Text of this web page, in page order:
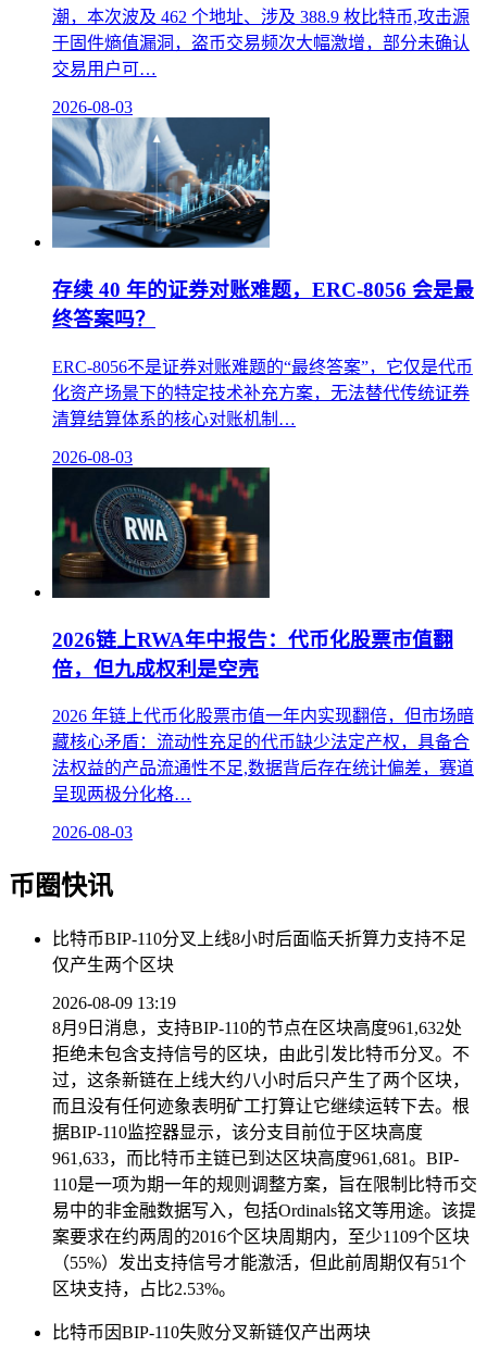
潮，本次波及 462 个地址、涉及 388.9 枚比特币,攻击源
于固件熵值漏洞，盗币交易频次大幅激增，部分未确认
交易用户可…
2026-08-03
存续 40 年的证券对账难题，ERC-8056 会是最
终答案吗？
ERC-8056不是证券对账难题的“最终答案”，它仅是代币
化资产场景下的特定技术补充方案，无法替代传统证券
清算结算体系的核心对账机制…
2026-08-03
2026链上RWA年中报告：代币化股票市值翻
倍，但九成权利是空壳
2026 年链上代币化股票市值一年内实现翻倍，但市场暗
藏核心矛盾：流动性充足的代币缺少法定产权，具备合
法权益的产品流通性不足,数据背后存在统计偏差，赛道
呈现两极分化格…
2026-08-03
币圈快讯
比特币BIP-110分叉上线8小时后面临夭折算力支持不足
仅产生两个区块
2026-08-09 13:19
8月9日消息，支持BIP-110的节点在区块高度961,632处
拒绝未包含支持信号的区块，由此引发比特币分叉。不
过，这条新链在上线大约八小时后只产生了两个区块，
而且没有任何迹象表明矿工打算让它继续运转下去。根
据BIP-110监控器显示，该分支目前位于区块高度
961,633，而比特币主链已到达区块高度961,681。BIP-
110是一项为期一年的规则调整方案，旨在限制比特币交
易中的非金融数据写入，包括Ordinals铭文等用途。该提
案要求在约两周的2016个区块周期内，至少1109个区块
（55%）发出支持信号才能激活，但此前周期仅有51个
区块支持，占比2.53%。
比特币因BIP-110失败分叉新链仅产出两块